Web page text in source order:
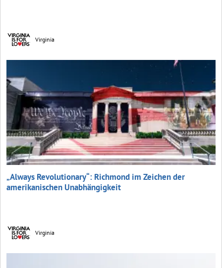
Virginia
„Always Revolutionary“: Richmond im Zeichen der
amerikanischen Unabhängigkeit
Virginia